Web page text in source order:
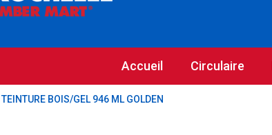
Accueil Circulaire
TEINTURE BOIS/GEL 946 ML GOLDEN